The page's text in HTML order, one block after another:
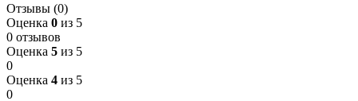
Отзывы (0)
Оценка 0 из 5
0 отзывов
Оценка 5 из 5
0
Оценка 4 из 5
0